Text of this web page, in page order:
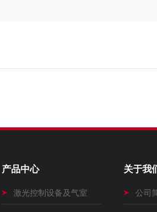
产品中心
激光控制设备及气室
关于我
公司